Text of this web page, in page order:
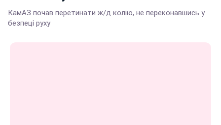
КамАЗ почав перетинати ж/д колію, не переконавшись у
безпеці руху